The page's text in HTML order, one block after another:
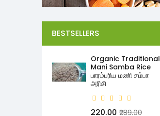
BESTSELLERS
Organic Traditional
Mani Samba Rice
பாரம்பரிய மணி சம்பா
அரிசி
₹220.00 ₹289.00